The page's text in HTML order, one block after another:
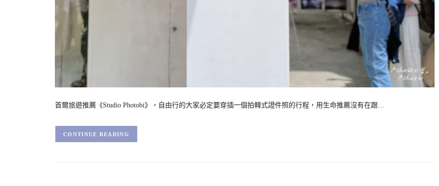
首爾旅遊推薦《Studio Photobi》，自由行的大家必定要穿插一個拍韓式證件照的行程，用生命推薦沒有在跟…
CONTINUE READING